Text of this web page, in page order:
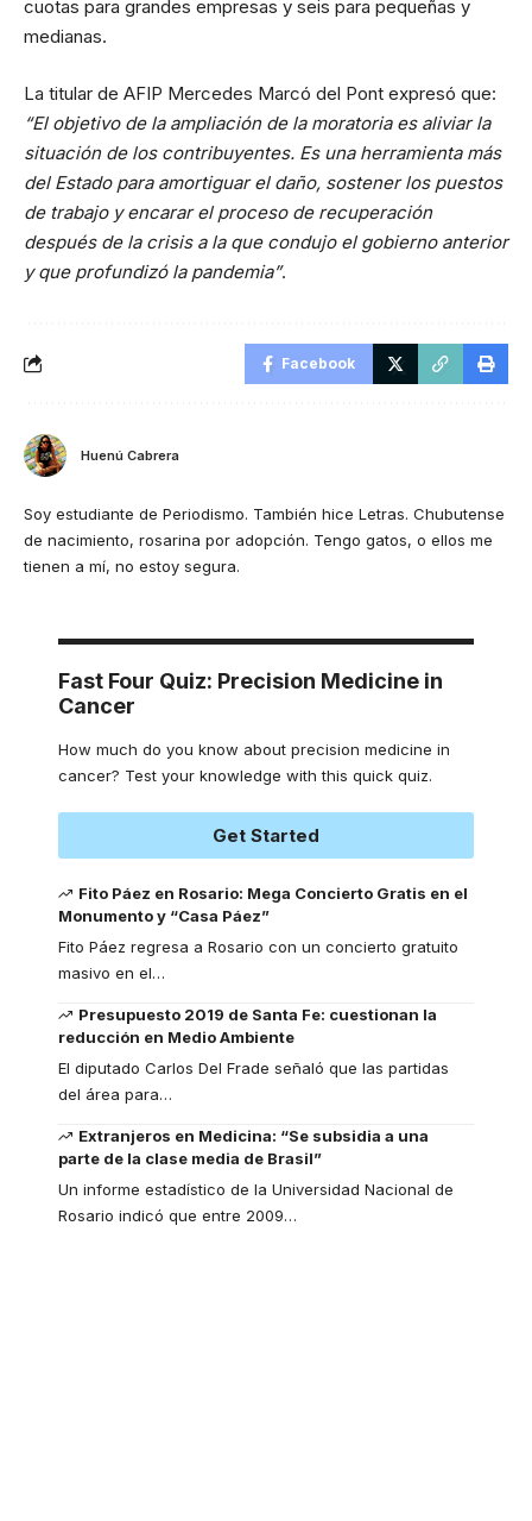
cuotas para grandes empresas y seis para pequeñas y
medianas.
La titular de AFIP Mercedes Marcó del Pont expresó que:
“El objetivo de la ampliación de la moratoria es aliviar la
situación de los contribuyentes. Es una herramienta más
del Estado para amortiguar el daño, sostener los puestos
de trabajo y encarar el proceso de recuperación
después de la crisis a la que condujo el gobierno anterior
y que profundizó la pandemia”.
Facebook
Huenú Cabrera
Soy estudiante de Periodismo. También hice Letras. Chubutense
de nacimiento, rosarina por adopción. Tengo gatos, o ellos me
tienen a mí, no estoy segura.
Fast Four Quiz: Precision Medicine in
Cancer
How much do you know about precision medicine in
cancer? Test your knowledge with this quick quiz.
Get Started
Fito Páez en Rosario: Mega Concierto Gratis en el
Monumento y “Casa Páez”
Fito Páez regresa a Rosario con un concierto gratuito
masivo en el…
Presupuesto 2019 de Santa Fe: cuestionan la
reducción en Medio Ambiente
El diputado Carlos Del Frade señaló que las partidas
del área para…
Extranjeros en Medicina: “Se subsidia a una
parte de la clase media de Brasil”
Un informe estadístico de la Universidad Nacional de
Rosario indicó que entre 2009…